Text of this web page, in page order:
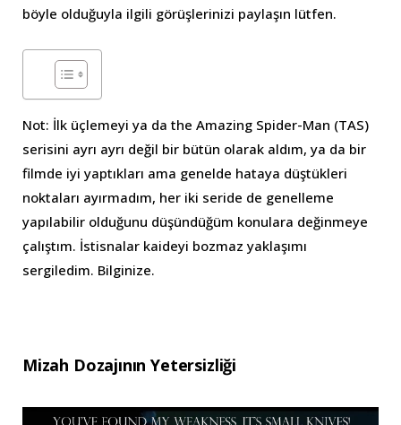
böyle olduğuyla ilgili görüşlerinizi paylaşın lütfen.
Not: İlk üçlemeyi ya da the Amazing Spider-Man (TAS)
serisini ayrı ayrı değil bir bütün olarak aldım, ya da bir
filmde iyi yaptıkları ama genelde hataya düştükleri
noktaları ayırmadım, her iki seride de genelleme
yapılabilir olduğunu düşündüğüm konulara değinmeye
çalıştım. İstisnalar kaideyi bozmaz yaklaşımı
sergiledim. Bilginize.
Mizah Dozajının Yetersizliği